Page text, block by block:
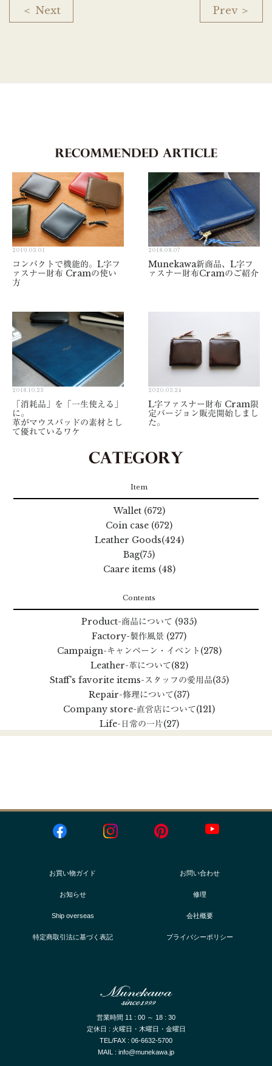
＜ Next Prev ＞
2019.03.01
コンパクトで機能的。L字フ
ァスナー財布 Cramの使い
方
2018.08.07
Munekawa新商品、L字フ
ァスナー財布Cramのご紹介
2018.10.23
「消耗品」を「一生使える」
に。
革がマウスパッドの素材とし
て優れているワケ
2020.03.24
L字ファスナー財布 Cram限
定バージョン販売開始しまし
た。
Item
Wallet (672)
Coin case (672)
Leather Goods(424)
Bag(75)
Caare items (48)
Contents
Product-商品について (935)
Factory-製作風景 (277)
Campaign-キャンペーン・イベント (278)
Leather-革について(82)
Staff's favorite items-スタッフの愛用品(35)
Repair-修理について(37)
Company store-直営店について(121)
Life-日常の一片(27)
お買い物ガイド お問い合わせ
お知らせ 修理
Ship overseas 会社概要
特定商取引法に基づく表記 プライバシーポリシー
営業時間 11 : 00 ～ 18 : 30
定休日 : 火曜日・木曜日・金曜日
TEL/FAX : 06-6632-5700
MAIL : info@munekawa.jp